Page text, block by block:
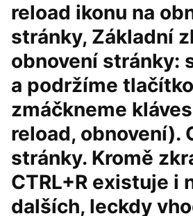
reload ikonu na
stránky, Základní
obnovení stránky:
a podržíme tlačítko
zmáčkneme
reload, obnovení).
stránky. Kromě
CTRL+R existuje i
dalších, leckdy